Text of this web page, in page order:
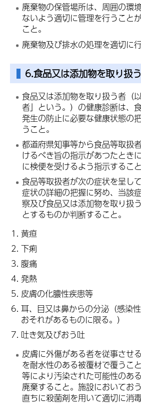
廃棄物の保管場所は、周囲の環
ないよう適切に管理を行うこと
こと。
廃棄物及び排水の処理を適切に行
6.食品又は添加物を取り扱
食品又は添加物を取り扱う者（
者」という。）の健康診断は、
発生の防止に必要な健康状態の
うこと。
都道府県知事等から食品等取扱
けるべき旨の指示があつたとき
に検便を受けるよう指示すること
食品等取扱者が次の症状を呈し
症状の詳細の把握に努め、当該
察及び食品又は添加物を取り扱
とするものか判断すること。
黄疸
下痢
腹痛
発熱
皮膚の化膿性疾患等
耳、目又は鼻からの分泌（感染
おそれがあるものに限る。）
吐き気及びおう吐
皮膚に外傷がある者を従事させ
を耐水性のある被覆材で覆うこ
等により汚染された可能性のあ
廃棄すること。施設においてお
直ちに殺菌剤を用いて適切に消